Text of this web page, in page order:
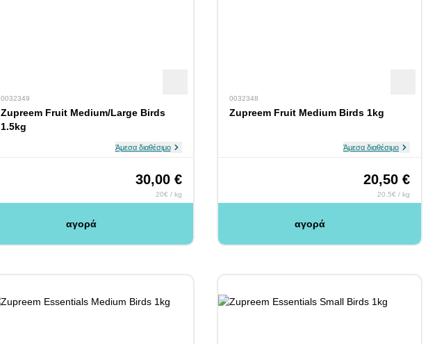
0032349
Zupreem Fruit Medium/Large Birds
1.5kg
Άμεσα διαθέσιμο
30,00 €
20€ / kg
αγορά
0032348
Zupreem Fruit Medium Birds 1kg
Άμεσα διαθέσιμο
20,50 €
20.5€ / kg
αγορά